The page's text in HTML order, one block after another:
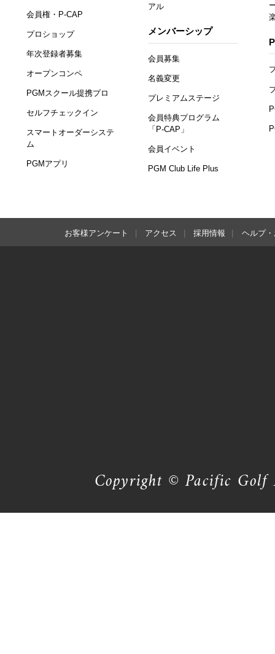
会員権・P-CAP
プロショップ
年次登録者募集
オープンコンペ
PGMスクール提携プロ
セルフチェックイン
スマートオーダーシステ
ム
PGMアプリ
アル
メンバーシップ
会員募集
名義変更
プレミアムステージ
会員特典プログラム
「P-CAP」
会員イベント
PGM Club Life Plus
お客様アンケート アクセス 採用情報 ヘルプ
Copyright © Pacific Golf